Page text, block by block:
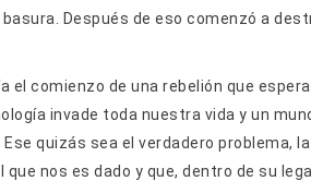
Después de eso comenzó a
el comienzo de una rebelión que
invade toda nuestra vida y un
quizás sea el verdadero problema,
nos es dado y que, dentro de su